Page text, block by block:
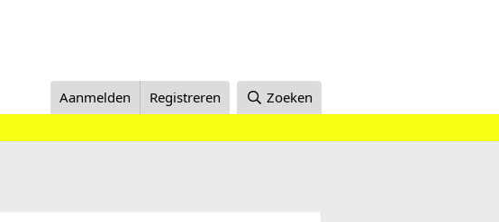
Aanmelden Registreren Zoeken